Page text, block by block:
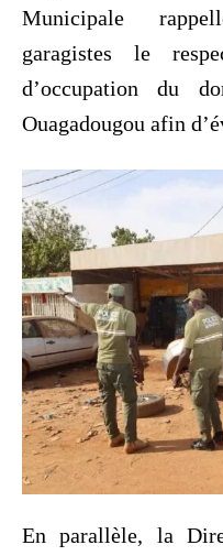
Municipale
garagistes le
d’occupation du
Ouagadougou afin
En parallèle, la